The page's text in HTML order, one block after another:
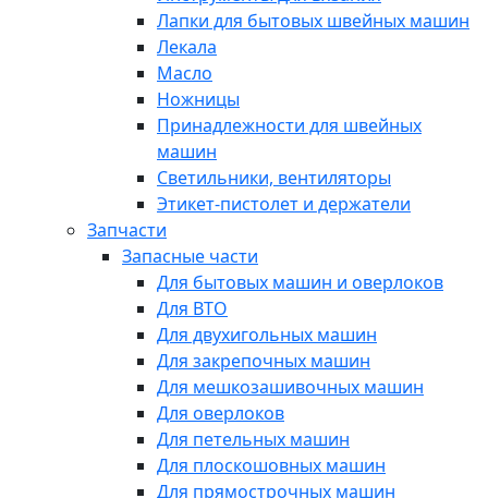
Лапки для бытовых швейных машин
Лекала
Масло
Ножницы
Принадлежности для швейных
машин
Светильники, вентиляторы
Этикет-пистолет и держатели
Запчасти
Запасные части
Для бытовых машин и оверлоков
Для ВТО
Для двухигольных машин
Для закрепочных машин
Для мешкозашивочных машин
Для оверлоков
Для петельных машин
Для плоскошовных машин
Для прямострочных машин